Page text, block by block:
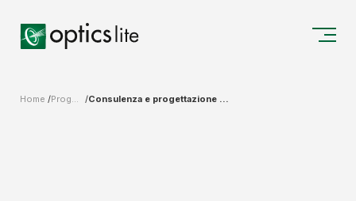
Home Progettazione Sistemi Ottici Consulenza e progettazione di Sistemi Ottici per lo Stage Lighting